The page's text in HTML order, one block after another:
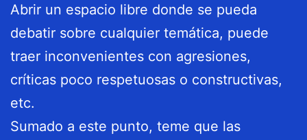
Abrir un espacio libre donde se pueda
debatir sobre cualquier temática, puede
traer inconvenientes con agresiones,
críticas poco respetuosas o constructivas,
etc.
Sumado a este punto, teme que las